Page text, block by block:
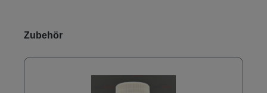
Produktgalerie überspringen
Zubehör